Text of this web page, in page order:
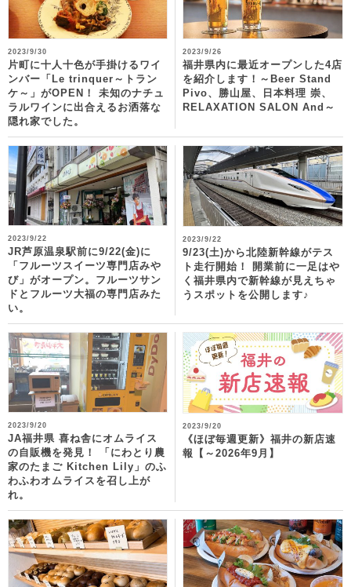
2023/9/30
片町に十人十色が手掛けるワイ
ンバー「Le trinquer～トラン
ケ～」がOPEN！ 未知のナチュ
ラルワインに出合えるお洒落な
隠れ家でした。
2023/9/26
福井県内に最近オープンした4店
を紹介します！～Beer Stand
Pivo、勝山屋、日本料理 崇、
RELAXATION SALON And～
2023/9/22
JR芦原温泉駅前に9/22(金)に
「フルーツスイーツ専門店みや
び」がオープン。フルーツサン
ドとフルーツ大福の専門店みた
い。
2023/9/22
9/23(土)から北陸新幹線がテス
ト走行開始！ 開業前に一足はや
く福井県内で新幹線が見えちゃ
うスポットを公開します♪
2023/9/20
JA福井県 喜ね舎にオムライス
の自販機を発見！ 「にわとり農
家のたまご Kitchen Lily」のふ
わふわオムライスを召し上が
れ。
2023/9/20
《ほぼ毎週更新》福井の新店速
報【～2026年9月】